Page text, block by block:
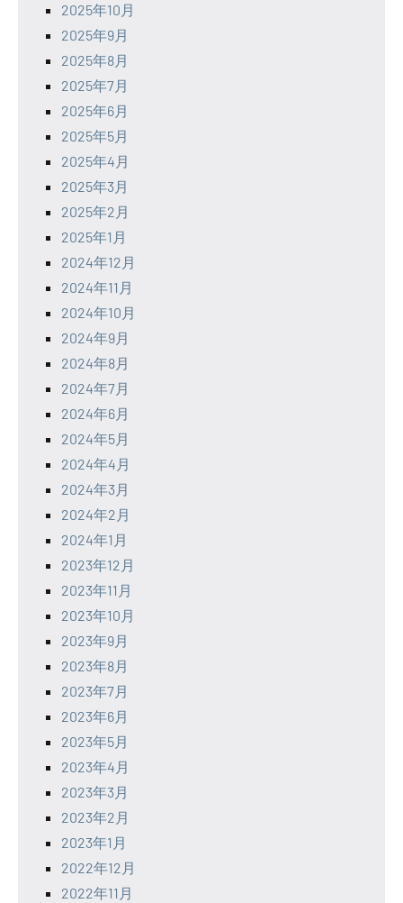
2025年10月
2025年9月
2025年8月
2025年7月
2025年6月
2025年5月
2025年4月
2025年3月
2025年2月
2025年1月
2024年12月
2024年11月
2024年10月
2024年9月
2024年8月
2024年7月
2024年6月
2024年5月
2024年4月
2024年3月
2024年2月
2024年1月
2023年12月
2023年11月
2023年10月
2023年9月
2023年8月
2023年7月
2023年6月
2023年5月
2023年4月
2023年3月
2023年2月
2023年1月
2022年12月
2022年11月